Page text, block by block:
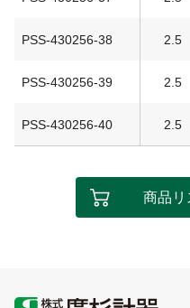
PSS-430256-38 2.5
PSS-430256-39 2.5
PSS-430256-40 2.5
商品リ